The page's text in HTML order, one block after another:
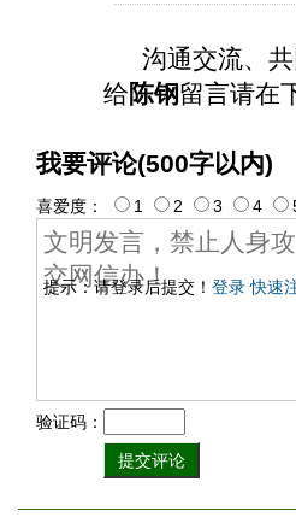
沟通交流、
给陈钢留言请在
我要评论(500字以内)
提示：请登录后提交！ 登录 快速
喜爱度： 1 2 3 4
验证码：